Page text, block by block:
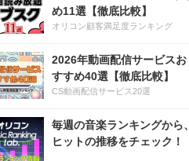
め11選【徹底比較】
オリコン顧客満足度ランキング
2026年動画配信サービスお
すすめ40選【徹底比較】
CS動画配信サービス20選
毎週の音楽ランキングから、
ヒットの推移をチェック！